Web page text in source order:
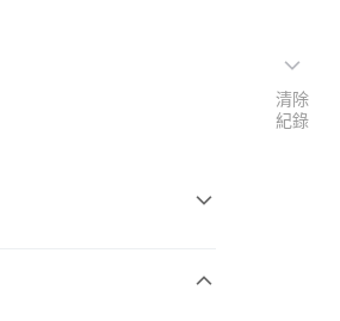
清除
紀錄